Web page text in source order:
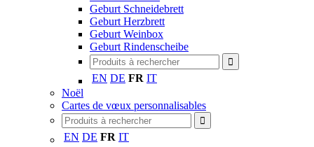
Geburt Schneidebrett
Geburt Herzbrett
Geburt Weinbox
Geburt Rindenscheibe
EN DE FR IT
Noël
Cartes de vœux personnalisables
EN DE FR IT